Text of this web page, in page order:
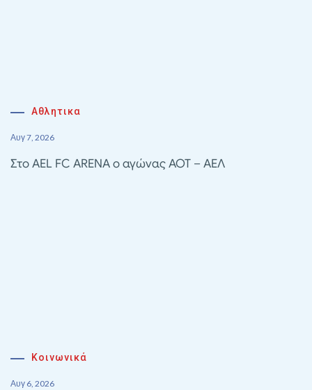
Αθλητικα
Αυγ 7, 2026
Στο AEL FC ARENA ο αγώνας ΑΟΤ – ΑΕΛ
Κοινωνικά
Αυγ 6, 2026